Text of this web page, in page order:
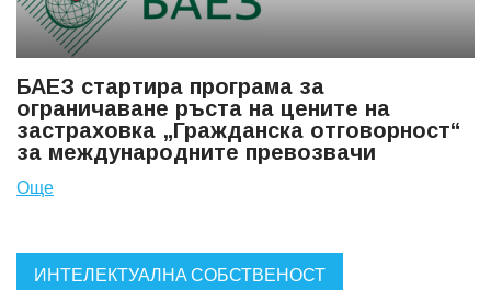
БАЕЗ стартира програма за
ограничаване ръста на цените на
застраховка „Гражданска отговорност“
за международните превозвачи
Още
ИНТЕЛЕКТУАЛНА СОБСТВЕНОСТ